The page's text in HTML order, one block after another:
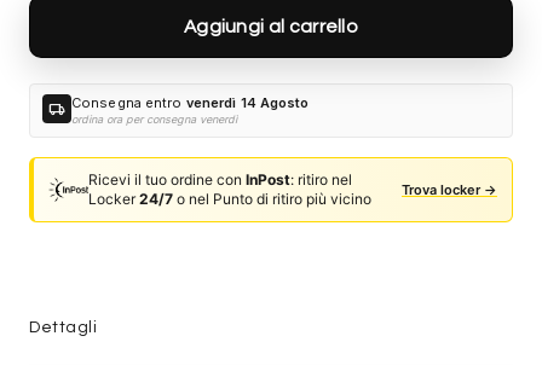
Aggiungi al carrello
local_shipping Consegna entro venerdì 14 Agosto
ordina ora per consegna venerdì
Ricevi il tuo ordine conInPost: ritiro nel
Locker24/7 o nel Punto di ritiro più vicino
Trova locker →
Dettagli